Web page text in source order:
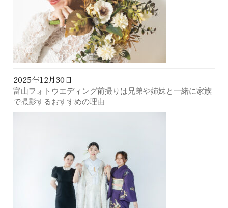
2025年12月30日
富山フォトウエディング前撮りは兄弟や姉妹と一緒に家族
で撮影するおすすめの理由